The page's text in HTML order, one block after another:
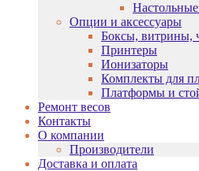
Опции и аксессуары
Боксы, витрины,
Принтеры
Ионизаторы
Комплекты для
Платформы и
Ремонт весов
Контакты
О компании
Производители
Доставка и оплата